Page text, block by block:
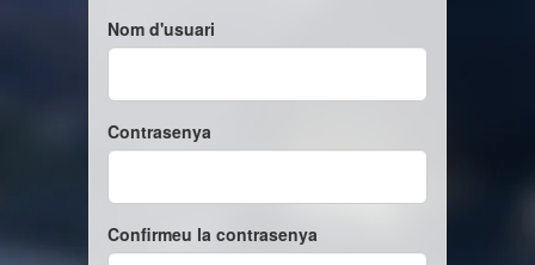
Nom d'usuari
Contrasenya
Confirmeu la contrasenya